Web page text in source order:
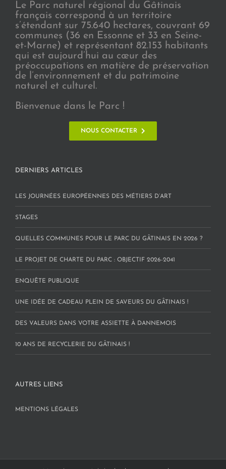
Le Parc naturel régional du Gâtinais
français correspond à un territoire
s’étendant sur 75.640 hectares, couvrant 69
communes (36 en Essonne et 33 en Seine-
et-Marne) et représentant 82.153 habitants
qui est aujourd’hui au cœur des
préoccupations en matière de préservation
de l’environnement et du patrimoine
naturel et culturel.
Bienvenue dans le Parc !
NOUS CONTACTER
DERNIERS ARTICLES
LES JOURNÉES EUROPÉENNES DES MÉTIERS D’ART
STAGES
QUELLES COMMUNES POUR LE PARC DU GÂTINAIS EN 2026 ?
LE PROJET DE CHARTE DU PARC : OBJECTIF 2026-2041
ENQUÊTE PUBLIQUE
UNE IDÉE DE CADEAU PLEIN DE SAVEURS DU GÂTINAIS !
DES VALEURS DANS VOTRE ASSIETTE À DANNEMOIS
10 ANS DE RECYCLERIE DU GÂTINAIS !
AUTRES LIENS
MENTIONS LÉGALES